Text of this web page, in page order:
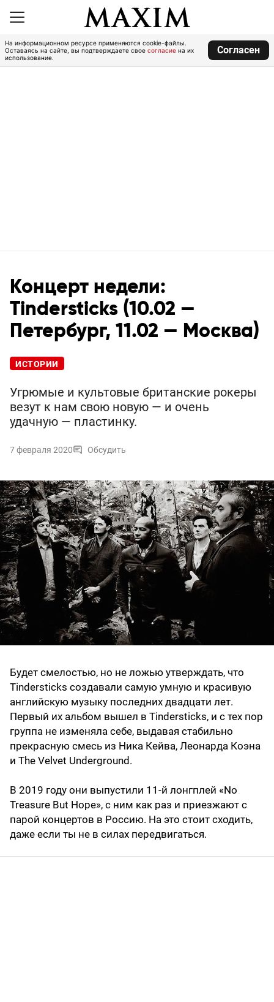
На информационном ресурсе применяются cookie-файлы.
Оставаясь на сайте, вы подтверждаете свое согласие на их
использование.
Согласен
Концерт недели:
Tindersticks (10.02 —
Петербург, 11.02 — Москва)
ИСТОРИИ
Угрюмые и культовые британские рокеры
везут к нам свою новую — и очень
удачную — пластинку.
7 февраля 2020 Обсудить
Будет смелостью, но не ложью утверждать, что
Tindersticks создавали самую умную и красивую
английскую музыку последних двадцати лет.
Первый их альбом вышел в Tindersticks, и с тех пор
группа не изменяла себе, выдавая стабильно
прекрасную смесь из Ника Кейва, Леонарда Коэна
и The Velvet Underground.
В 2019 году они выпустили 11-й лонгплей «No
Treasure But Hope», с ним как раз и приезжают с
парой концертов в Россию. На это стоит сходить,
даже если ты не в силах передвигаться.